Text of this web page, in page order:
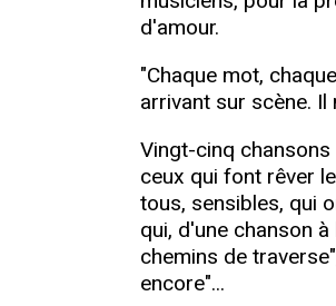
d'amour.
"Chaque mot,
arrivant sur scène.
Vingt-cinq
ceux qui font rêver
tous, sensibles, qui
qui, d'une chanson
chemins de
encore"...